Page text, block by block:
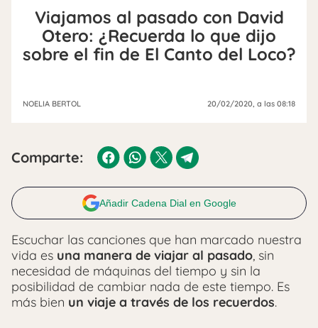
Viajamos al pasado con David
Otero: ¿Recuerda lo que dijo
sobre el fin de El Canto del Loco?
NOELIA BERTOL 20/02/2020 , a las 08:18
Comparte:
Añadir Cadena Dial en Google
Escuchar las canciones que han marcado nuestra
vida es una manera de viajar al pasado, sin
necesidad de máquinas del tiempo y sin la
posibilidad de cambiar nada de este tiempo. Es
más bien un viaje a través de los recuerdos.